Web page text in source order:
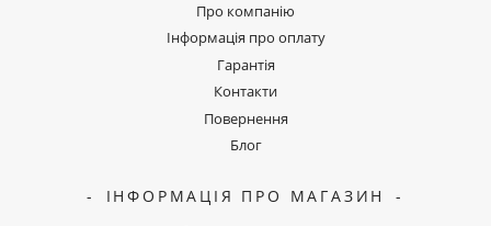
Про компанію
Інформація про оплату
Гарантія
Контакти
Повернення
Блог
ІНФОРМАЦІЯ ПРО МАГАЗИН